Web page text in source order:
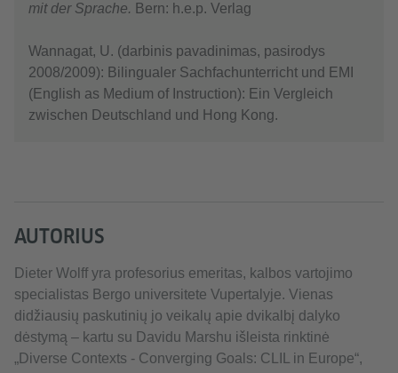
mit der Sprache. Bern: h.e.p. Verlag
Wannagat, U. (darbinis pavadinimas, pasirodys
2008/2009): Bilingualer Sachfachunterricht und EMI
(English as Medium of Instruction): Ein Vergleich
zwischen Deutschland und Hong Kong.
AUTORIUS
Dieter Wolff yra profesorius emeritas, kalbos vartojimo
specialistas Bergo universitete Vupertalyje. Vienas
didžiausių paskutinių jo veikalų apie dvikalbį dalyko
dėstymą – kartu su Davidu Marshu išleista rinktinė
„Diverse Contexts - Converging Goals: CLIL in Europe“,